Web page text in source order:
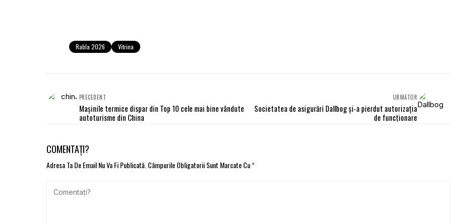
Rabla 2026 Vitrina
PRECEDENT
Mașinile termice dispar din Top 10 cele mai bine vândute
autoturisme din China
URMĂTOR
Societatea de asigurări Dallbog și-a pierdut autorizația
de funcționare
COMENTAȚI?
Adresa Ta De Email Nu Va Fi Publicată.Câmpurile Obligatorii Sunt Marcate Cu*